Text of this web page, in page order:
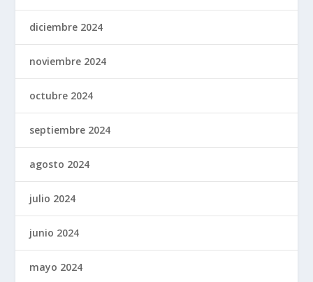
diciembre 2024
noviembre 2024
octubre 2024
septiembre 2024
agosto 2024
julio 2024
junio 2024
mayo 2024